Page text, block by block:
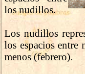
los nudillos.
Los nudillos
los espacios entre
menos (febrero).